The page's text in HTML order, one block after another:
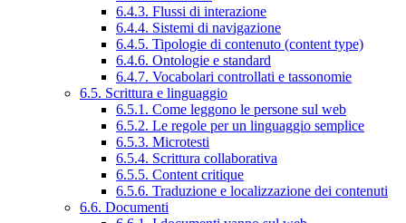
6.4.3. Flussi di interazione
6.4.4. Sistemi di navigazione
6.4.5. Tipologie di contenuto (content type)
6.4.6. Ontologie e standard
6.4.7. Vocabolari controllati e tassonomie
6.5. Scrittura e linguaggio
6.5.1. Come leggono le persone sul web
6.5.2. Le regole per un linguaggio semplice
6.5.3. Microtesti
6.5.4. Scrittura collaborativa
6.5.5. Content critique
6.5.6. Traduzione e localizzazione dei contenuti
6.6. Documenti